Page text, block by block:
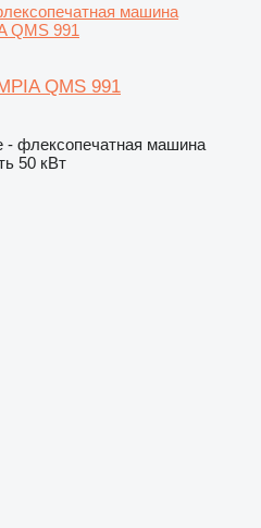
машина
QMS 991
QMS 991
флексопечатная машина
50 кВт